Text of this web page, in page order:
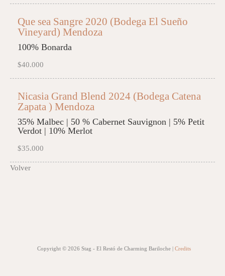
Que sea Sangre 2020 (Bodega El Sueño
Vineyard) Mendoza
100% Bonarda
$40.000
Nicasia Grand Blend 2024 (Bodega Catena
Zapata ) Mendoza
35% Malbec | 50 % Cabernet Sauvignon | 5% Petit
Verdot | 10% Merlot
$35.000
Volver
Copyright © 2026 Stag - El Restó de Charming Bariloche | Credits